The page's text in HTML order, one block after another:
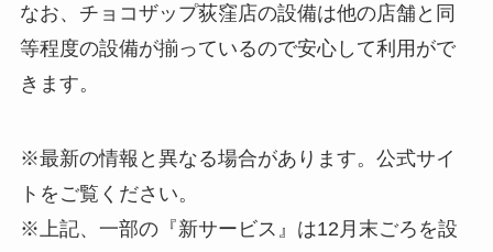
なお、チョコザップ荻窪店の設備は他の店舗と同
等程度の設備が揃っているので安心して利用がで
きます。
※最新の情報と異なる場合があります。公式サイ
トをご覧ください。
※上記、一部の『新サービス』は12月末ごろを設